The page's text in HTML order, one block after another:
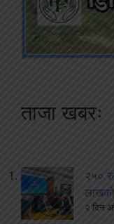
ताजा खबरः
२५०
२ दिन